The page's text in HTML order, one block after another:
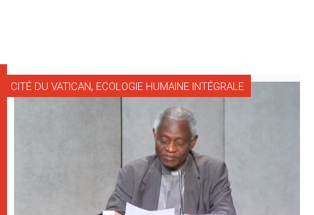
CITÉ DU VATICAN, ECOLOGIE HUMAINE INTÉGRALE